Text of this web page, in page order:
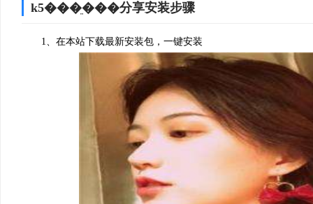
k5���ֵ���分享安装步骤
1、在本站下载最新安装包，一键安装